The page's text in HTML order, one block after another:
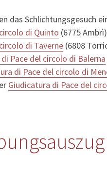
das Schlichtungsgesuch
di Quinto (6775
di Taverne (6808
Pace del circolo di Balerna
di Pace del circolo di
Giudicatura di Pace del